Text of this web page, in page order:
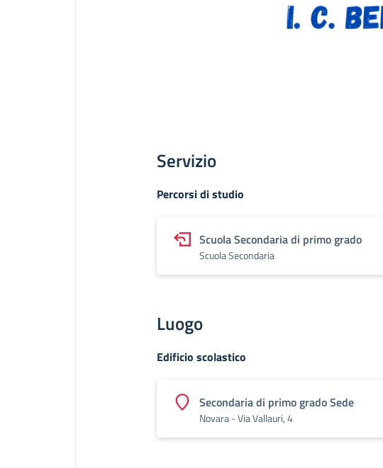
Servizio
Percorsi di studio
Scuola Secondaria di primo grado
Scuola Secondaria
Luogo
Edificio scolastico
Secondaria di primo grado Sede
Novara - Via Vallauri, 4